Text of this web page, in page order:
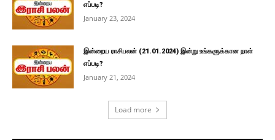
எப்படி?
January 23, 2024
இன்றைய ராசிபலன் (21.01.2024) இன்று உங்களுக்கான நாள்
எப்படி?
January 21, 2024
Load more